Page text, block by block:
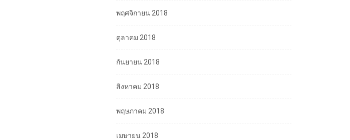
พฤศจิกายน 2018
ตุลาคม 2018
กันยายน 2018
สิงหาคม 2018
พฤษภาคม 2018
เมษายน 2018